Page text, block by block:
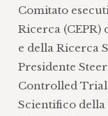
Comitato
Ricerca
e della Ricerca
Presidente
Controlled
Scientifico della